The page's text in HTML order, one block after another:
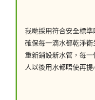
我哋採用符合安全標準
確保每一滴水都乾淨
重新鋪設新水管，每
人以後用水都唔使再